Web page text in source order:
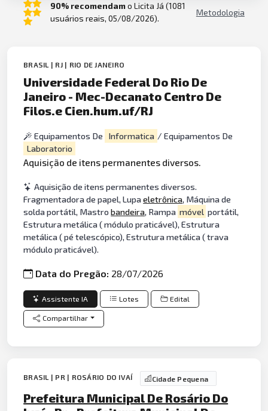
90% recomendamo Licita Já (1081
usuários reais, 05/08/2026).
Metodologia
BRASIL | RJ | RIO DE JANEIRO
Universidade Federal Do Rio De
Janeiro - Mec-Decanato Centro De
Filos.e Cien.hum.uf/RJ
Equipamentos De Informatica / Equipamentos De
Laboratorio
Aquisição de itens permanentes diversos.
Aquisição de itens permanentes diversos.
Fragmentadora de papel, Lupaeletrônica, Máquina de
solda portátil, Mastrobandeira, Rampa móvel portátil,
Estrutura metálica ( módulo praticável), Estrutura
metálica ( pé telescópico), Estrutura metálica ( trava
módulo praticável).
Data do Pregão: 28/07/2026
Assistente IA Lotes Edital
Compartilhar
BRASIL | PR | ROSÁRIO DO IVAÍ Cidade Pequena
Prefeitura Municipal De Rosário Do